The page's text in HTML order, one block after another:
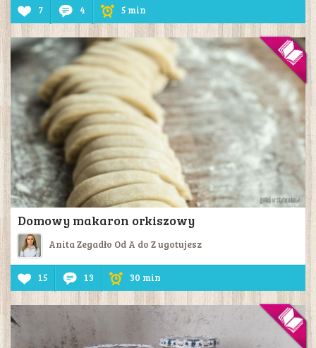
7 4 5 min
Domowy makaron orkiszowy
Anita Zegadło Od A do Z ugotujesz
15 13 30 min